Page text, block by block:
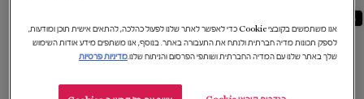
18%-
אנו משתמשים בקובצי Cookie כדי לאפשר לאתר שלנו לפעול כהלכה, להתאים אישית תוכן ומודעות,
לספק תכונות מדיה חברתית ולנתח את התעבורה באתר. בנוסף, אנו משתפים מידע אודות השימוש
שלך באתר שלנו עם המדיה החברתית ושותפי הפרסום והניתוח שלנו.מדיניות פרטיות